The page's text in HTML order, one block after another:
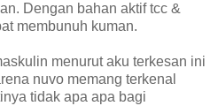
Dengan bahan aktif tcc &
membunuh kuman.
menurut aku terkesan ini
nuvo memang terkenal
tidak apa apa bagi